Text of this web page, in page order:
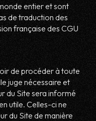
entier et sont
de traduction des
française des CGU
de procéder à toute
juge nécessaire et
du Site sera informé
utile. Celles-ci ne
du Site de manière